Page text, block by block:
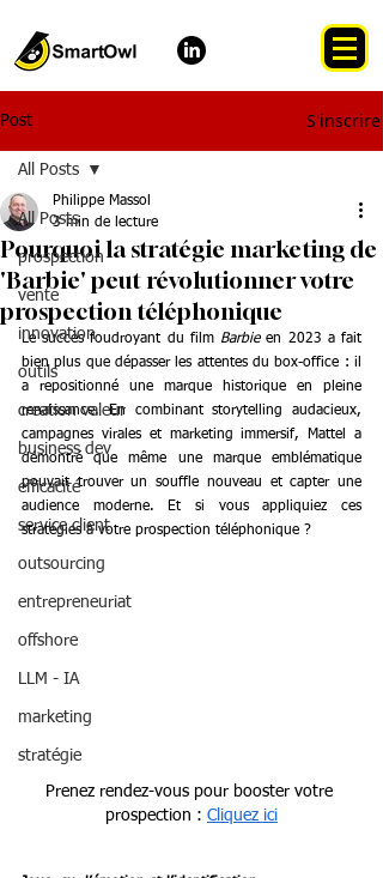
Post S'inscrire
All Posts
prospection
vente
innovation
outils
creation valeur
business dev
efficacité
service client
outsourcing
entrepreneuriat
offshore
LLM - IA
marketing
stratégie
All Posts
Pourquoi la stratégie marketing de
'Barbie' peut révolutionner votre
prospection téléphonique
Philippe Massol
3 min de lecture
Le succès foudroyant du film Barbie en 2023 a fait
bien plus que dépasser les attentes du box-office : il
a repositionné une marque historique en pleine
renaissance. En combinant storytelling audacieux,
campagnes virales et marketing immersif, Mattel a
démontré que même une marque emblématique
pouvait trouver un souffle nouveau et capter une
audience moderne. Et si vous appliquiez ces
stratégies à votre prospection téléphonique ?
Prenez rendez-vous pour booster votre
prospection : Cliquez ici